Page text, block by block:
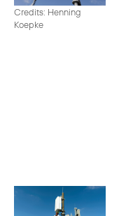
Credits: Henning
Koepke